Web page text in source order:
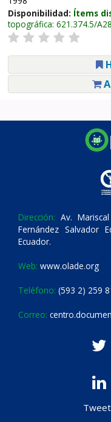
Disponibilidad: Ítems
topográfica: 621.374.5/
Dirección: Av.
Fernández Salvador
Ecuador.
Web: www.olade.org
Teléfono: (593 2) 259
Correo: